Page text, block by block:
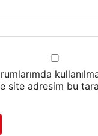
site adresim bu